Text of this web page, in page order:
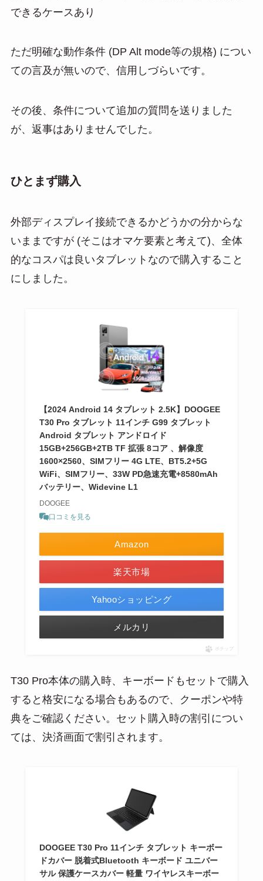
できるケースあり
ただ明確な動作条件 (DP Alt mode等の規格) につい
ての言及が無いので、信用しづらいです。
その後、条件について追加の質問を送りました
が、返事はありませんでした。
ひとまず購入
外部ディスプレイ接続できるかどうかの分からな
いままですが (そこはオマケ要素と考えて)、全体
的なコスパは良いタブレットなので購入すること
にしました。
【2024 Android 14 タブレット 2.5K】DOOGEE
T30 Pro タブレット 11インチ G99 タブレット
Android タブレット アンドロイド
15GB+256GB+2TB TF 拡張 8コア 、解像度
1600×2560、SIMフリー 4G LTE、BT5.2+5G
WiFi、SIMフリー、33W PD急速充電+8580mAh
バッテリー、Widevine L1
DOOGEE
口コミを見る
Amazon
楽天市場
Yahooショッピング
メルカリ
ポチップ
T30 Pro本体の購入時、キーボードもセットで購入
すると格安になる場合もあるので、クーポンや特
典をご確認ください。セット購入時の割引につい
ては、決済画面で割引されます。
DOOGEE T30 Pro 11インチ タブレット キーボー
ドカバー 脱着式Bluetooth キーボード ユニバー
サル 保護ケースカバー 軽量 ワイヤレスキーボー